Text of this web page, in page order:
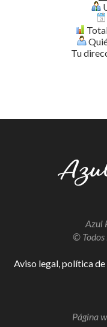
Tu
Azul
© Todos
Aviso legal, política
Página